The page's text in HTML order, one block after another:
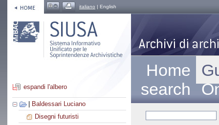
italiano | English
espandi l'albero
Baldessari Luciano
Disegni futuristi
Home
search